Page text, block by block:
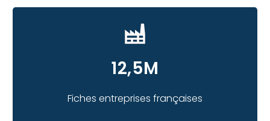
12,5M
Fiches entreprises françaises